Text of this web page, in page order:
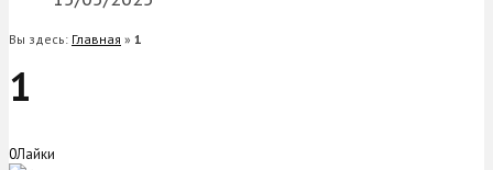
Вы здесь: Главная » 1
1
0Лайки